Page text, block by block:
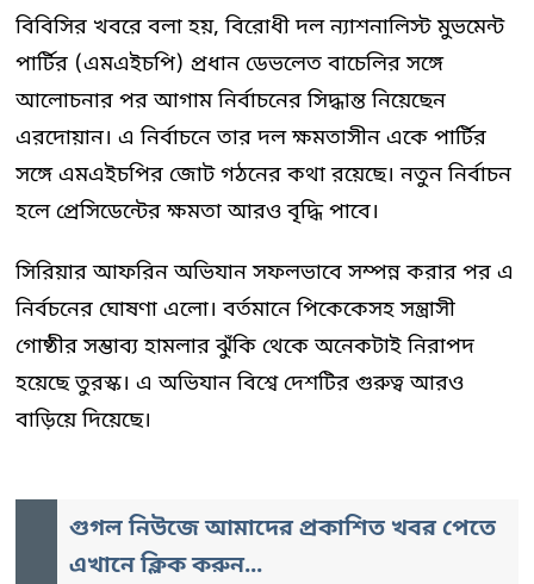
বিবিসির খবরে বলা হয়, বিরোধী দল ন্যাশনালিস্ট মুভমেন্ট
পার্টির (এমএইচপি) প্রধান ডেভলেত বাচেলির সঙ্গে
আলোচনার পর আগাম নির্বাচনের সিদ্ধান্ত নিয়েছেন
এরদোয়ান। এ নির্বাচনে তার দল ক্ষমতাসীন একে পার্টির
সঙ্গে এমএইচপির জোট গঠনের কথা রয়েছে। নতুন নির্বাচন
হলে প্রেসিডেন্টের ক্ষমতা আরও বৃদ্ধি পাবে।
সিরিয়ার আফরিন অভিযান সফলভাবে সম্পন্ন করার পর এ
নির্বচনের ঘোষণা এলো। বর্তমানে পিকেকেসহ সন্ত্রাসী
গোষ্ঠীর সম্ভাব্য হামলার ঝুঁকি থেকে অনেকটাই নিরাপদ
হয়েছে তুরস্ক। এ অভিযান বিশ্বে দেশটির গুরুত্ব আরও
বাড়িয়ে দিয়েছে।
গুগল নিউজে আমাদের প্রকাশিত খবর পেতে
এখানে ক্লিক করুন...